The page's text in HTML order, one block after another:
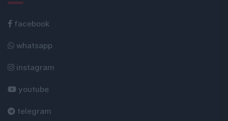
facebook
whatsapp
instagram
youtube
telegram